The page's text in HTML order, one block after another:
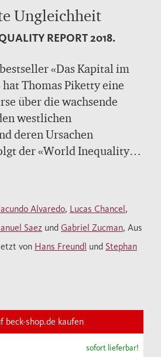
Ungleichheit
REPORT 2018.
«Das Kapital im
Thomas Piketty eine
über die wachsende
westlichen
deren Ursachen
der «World Inequality
und aktuellste
weltweiten
auch Piketty gehört, legt
vor, die ganz klar
auf der Welt nimmt die
zu.
21 Prozent des
Einkommens, während
11 Prozent des
Alvaredo, Lucas Chancel,
Saez und Gabriel Zucman, Aus
von Hans Freundl und Stephan
beck-shop.de kaufen
sofort lieferbar!